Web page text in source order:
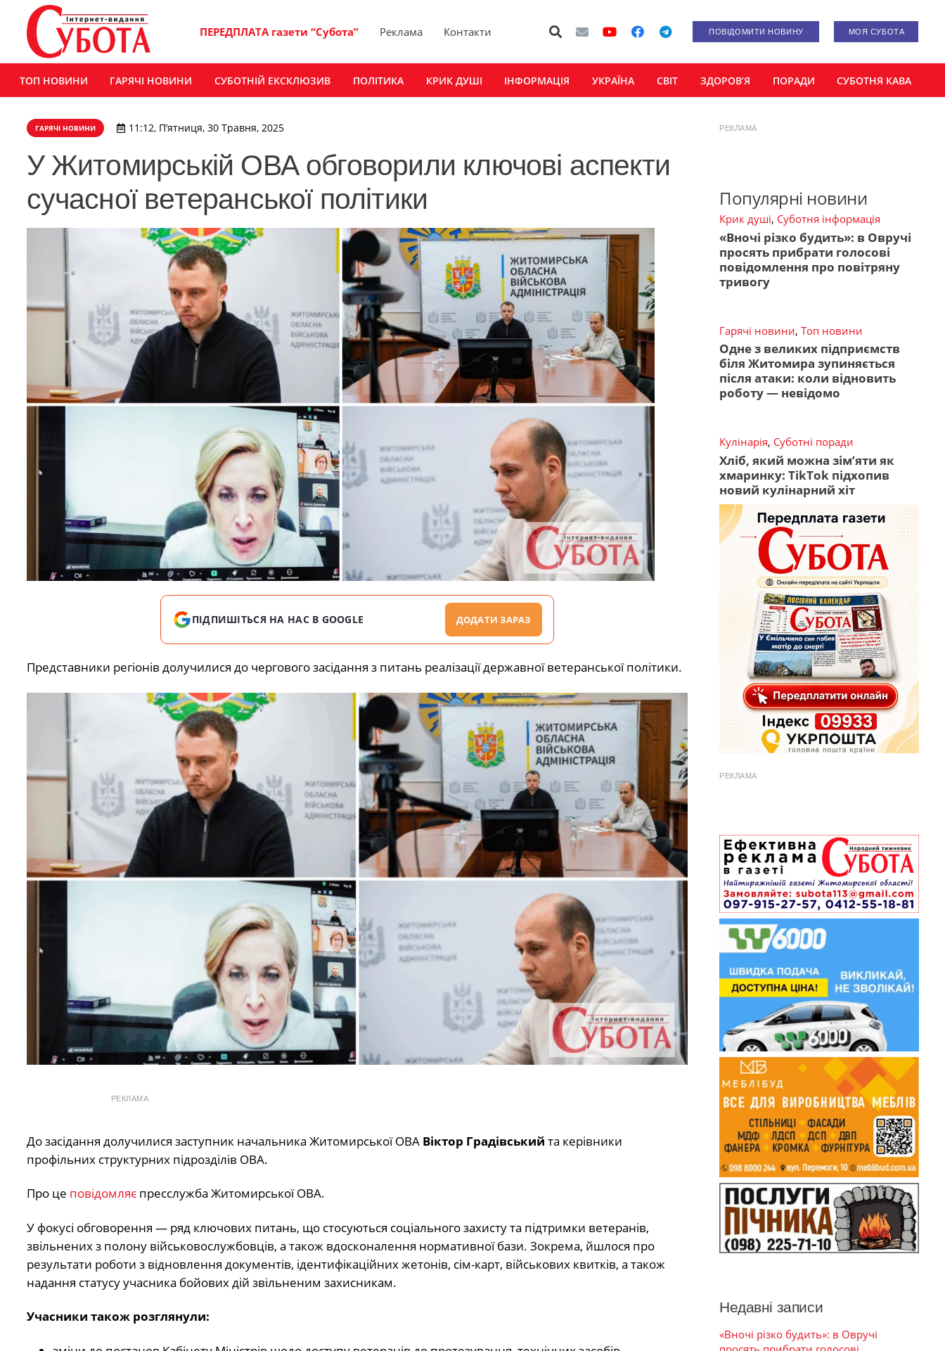
ПЕРЕДПЛАТА газети “Субота” Реклама Контакти ПОВІДОМИТИ НОВИНУ МОЯ СУБОТА
ТОП НОВИНИ ГАРЯЧІ НОВИНИ СУБОТНІЙ ЕКСКЛЮЗИВ ПОЛІТИКА КРИК ДУШІ ІНФОРМАЦІЯ УКРАЇНА СВІТ ЗДОРОВ’Я ПОРАДИ СУБОТНЯ КАВА
ГАРЯЧІ НОВИНИ 11:12, П’ятниця, 30 Травня, 2025
У Житомирській ОВА обговорили ключові аспекти
сучасної ветеранської політики
ПІДПИШІТЬСЯ НА НАС В GOOGLE ДОДАТИ ЗАРАЗ
Представники регіонів долучилися до чергового засідання з питань реалізації державної ветеранської політики.
РЕКЛАМА
До засідання долучилися заступник начальника Житомирської ОВА Віктор Градівський та керівники
профільних структурних підрозділів ОВА.
Про це повідомляє пресслужба Житомирської ОВА.
У фокусі обговорення — ряд ключових питань, що стосуються соціального захисту та підтримки ветеранів,
звільнених з полону військовослужбовців, а також вдосконалення нормативної бази. Зокрема, йшлося про
результати роботи з відновлення документів, ідентифікаційних жетонів, сім-карт, військових квитків, а також
надання статусу учасника бойових дій звільненим захисникам.
Учасники також розглянули:
РЕКЛАМА
Популярні новини
Крик душі, Суботня інформація
«Вночі різко будить»: в Овручі
просять прибрати голосові
повідомлення про повітряну
тривогу
Гарячі новини, Топ новини
Одне з великих підприємств
біля Житомира зупиняється
після атаки: коли відновить
роботу — невідомо
Кулінарія, Суботні поради
Хліб, який можна зім’яти як
хмаринку: TikTok підхопив
новий кулінарний хіт
РЕКЛАМА
Недавні записи
«Вночі різко будить»: в Овручі